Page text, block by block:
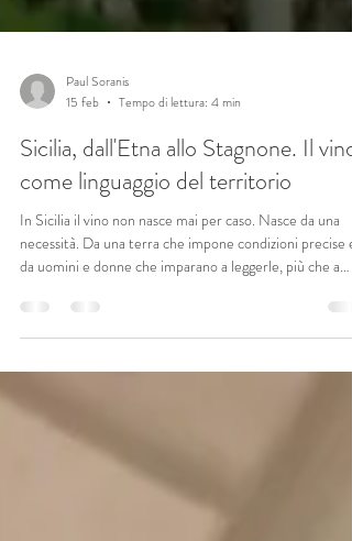
Paul Soranis
15 feb
Tempo di lettura: 4 min
Sicilia, dall'Etna allo Stagnone. Il vino
come linguaggio del territorio
necessità. Da una terra che impone condizioni precise e
da uomini e donne che imparano a leggerle, più che a
ogni chilometro, ma non perde mai coerenza. Cantine
Donnafugata Marsala I territori non sono mai semplici
denominazioni. Sono microcosmi con regole proprie,
definiti dall’altitudine, dalla distanz